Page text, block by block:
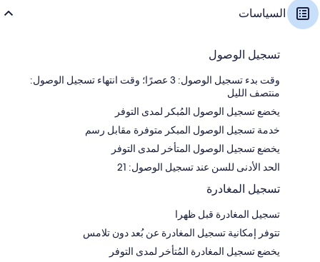
السياسات
تسجيل الوصول
وقت بدء تسجيل الوصول: 3 عصرًا؛ وقت انتهاء تسجيل الوصول:
منتصف الليل
يخضع تسجيل الوصول المُبكر لمدى التوفر
خدمة تسجيل الوصول المبكر متوفرة مقابل رسم
يخضع تسجيل الوصول المتأخر لمدى التوفر
الحد الأدنى للسن عند تسجيل الوصول: 21
تسجيل المغادرة
تسجيل المغادرة قبل ظهرا
تتوفر إمكانية تسجيل المغادرة عن بُعد دون تلامس
يخضع تسجيل المغادرة المُتأخر لمدى التوفر